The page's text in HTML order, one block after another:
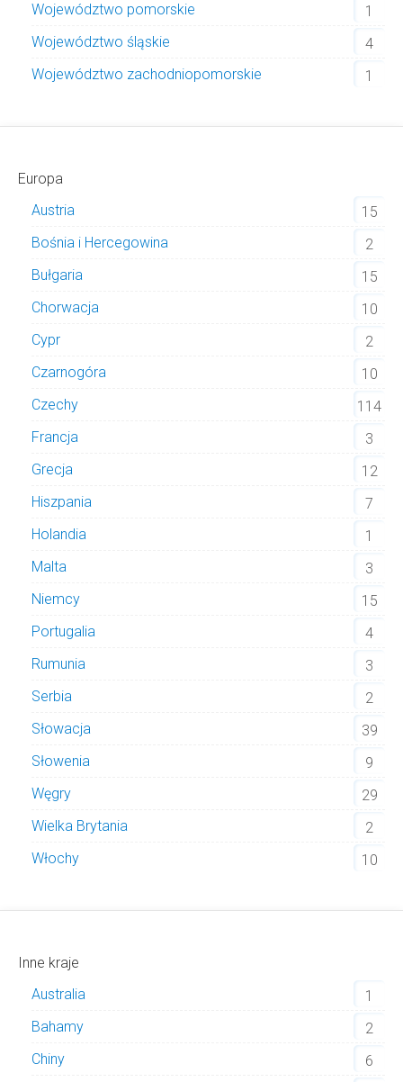
Województwo pomorskie
1
Województwo śląskie
4
Województwo zachodniopomorskie
1
Europa
Austria
15
Bośnia i Hercegowina
2
Bułgaria
15
Chorwacja
10
Cypr
2
Czarnogóra
10
Czechy
114
Francja
3
Grecja
12
Hiszpania
7
Holandia
1
Malta
3
Niemcy
15
Portugalia
4
Rumunia
3
Serbia
2
Słowacja
39
Słowenia
9
Węgry
29
Wielka Brytania
2
Włochy
10
Inne kraje
Australia
1
Bahamy
2
Chiny
6